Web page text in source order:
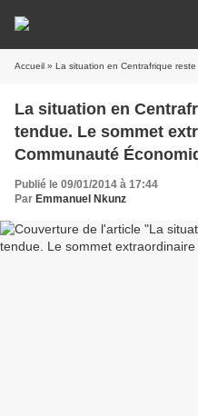
Accueil » La situation en Centrafrique reste toujours
La situation en
tendue. Le sommet
Communauté
Publié le 09/01/2014 à 17:44
Par Emmanuel Nkunz